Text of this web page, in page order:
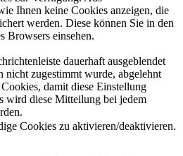
Ihnen keine Cookies anzeigen, die
werden. Diese können Sie in den
Browsers einsehen.
dauerhaft ausgeblendet
nicht zugestimmt wurde, abgelehnt
damit diese Einstellung
wird diese Mitteilung bei jedem
Cookies zu aktivieren/deaktivieren.